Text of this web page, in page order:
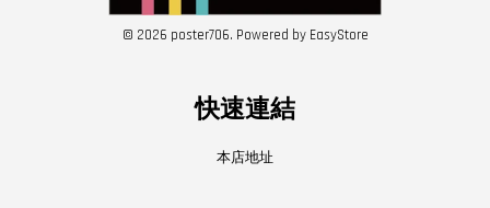
© 2026 poster706. Powered by EasyStore
快速連結
本店地址